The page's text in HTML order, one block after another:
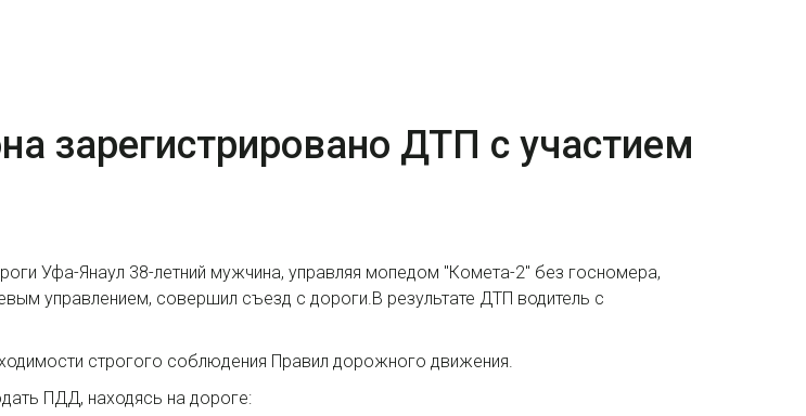
зарегистрировано ДТП с участием
Уфа-Янаул 38-летний мужчина, управляя мопедом "Комета-2" без госномера,
управлением, совершил съезд с дороги.В результате ДТП водитель с
строгого соблюдения Правил дорожного движения.
ПДД, находясь на дороге: